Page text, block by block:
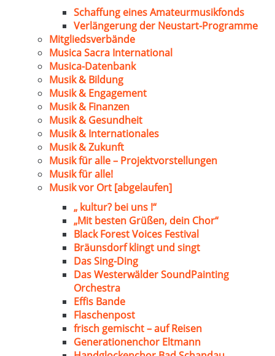
Schaffung eines Amateurmusikfonds
Verlängerung der Neustart-Programme
Mitgliedsverbände
Musica Sacra International
Musica-Datenbank
Musik & Bildung
Musik & Engagement
Musik & Finanzen
Musik & Gesundheit
Musik & Internationales
Musik & Zukunft
Musik für alle – Projektvorstellungen
Musik für alle!
Musik vor Ort [abgelaufen]
„ kultur? bei uns !“
„Mit besten Grüßen, dein Chor“
Black Forest Voices Festival
Bräunsdorf klingt und singt
Das Sing-Ding
Das Westerwälder SoundPainting
Orchestra
Effis Bande
Flaschenpost
frisch gemischt – auf Reisen
Generationenchor Eltmann